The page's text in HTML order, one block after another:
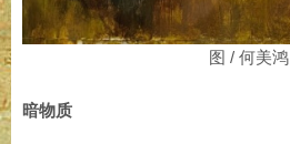
图 / 何美鸿
暗物质